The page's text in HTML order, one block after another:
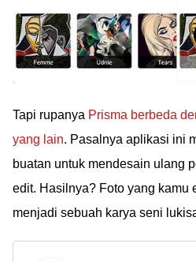
Tapi rupanya Prisma berbeda
yang lain. Pasalnya aplikasi ini
buatan untuk mendesain ulang
edit. Hasilnya? Foto yang kamu
menjadi sebuah karya seni